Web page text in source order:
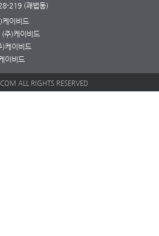
219 (괘법동)
이비드
주)케이비드
케이비드
이비드
ALL RIGHTS RESERVED